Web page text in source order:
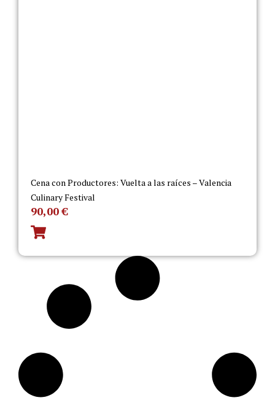
Cena con Productores: Vuelta a las raíces – Valencia
Culinary Festival
90,00€